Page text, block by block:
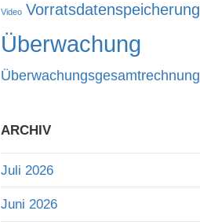
Video Vorratsdatenspeicherung
Überwachung
Überwachungsgesamtrechnung
ARCHIV
Juli 2026
Juni 2026